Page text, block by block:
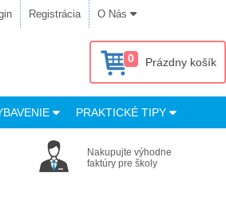
Registrácia O Nás
0 Prázdny košík
PRAKTICKÉ TIPY
Nakupujte výhodne
faktúry pre školy